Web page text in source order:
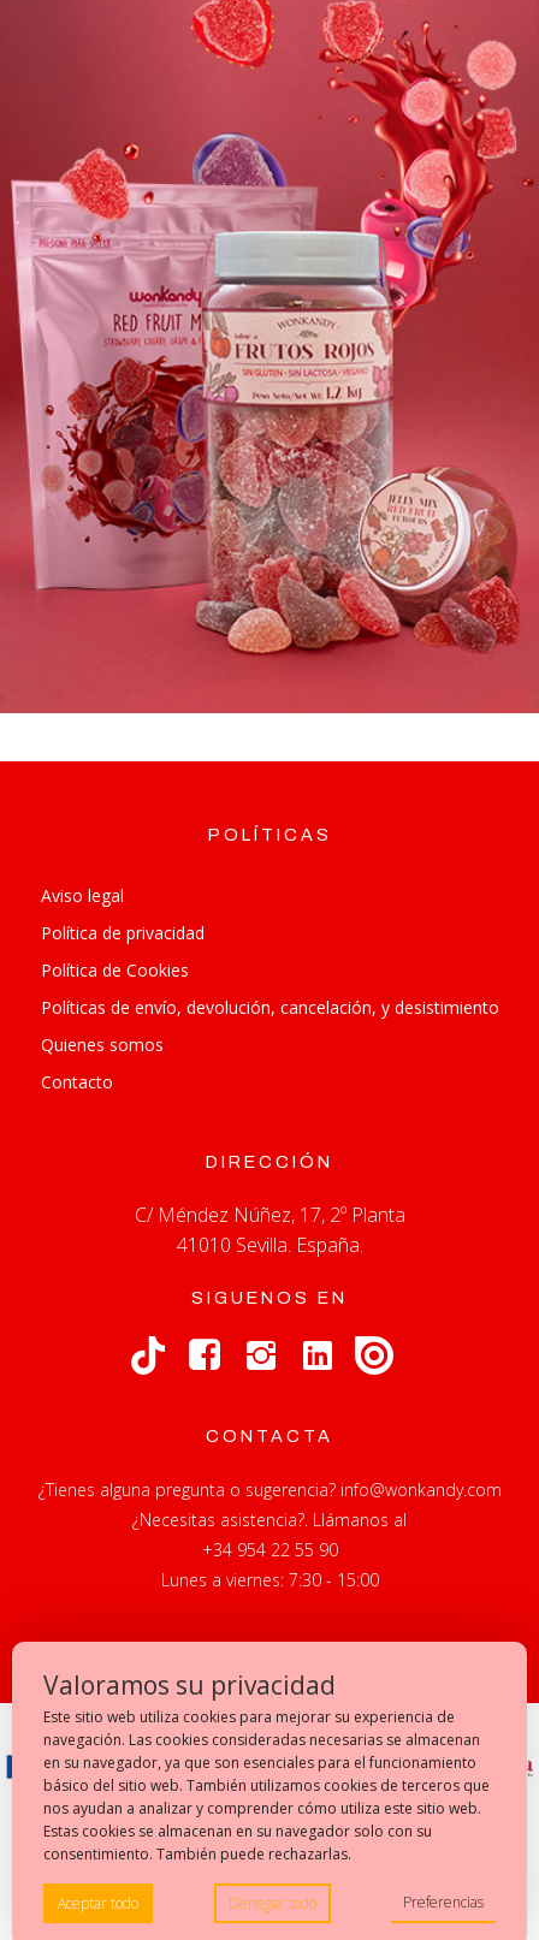
POLÍTICAS
Aviso legal
Política de privacidad
Política de Cookies
Políticas de envío, devolución, cancelación, y desistimiento
Quienes somos
Contacto
DIRECCIÓN
C/ Méndez Núñez, 17, 2º Planta
41010 Sevilla. España.
SIGUENOS EN
CONTACTA
¿Tienes alguna pregunta o sugerencia? info@wonkandy.com
¿Necesitas asistencia?. Llámanos al
+34 954 22 55 90
Lunes a viernes: 7:30 - 15:00
© 2026 Wonkandy.
Valoramos su privacidad
Este sitio web utiliza cookies para mejorar su experiencia de
navegación. Las cookies consideradas necesarias se almacenan
en su navegador, ya que son esenciales para el funcionamiento
básico del sitio web. También utilizamos cookies de terceros que
nos ayudan a analizar y comprender cómo utiliza este sitio web.
Estas cookies se almacenan en su navegador solo con su
consentimiento. También puede rechazarlas.
Aceptar todo Denegar todo Preferencias